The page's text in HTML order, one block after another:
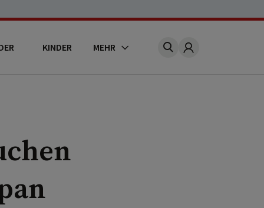
KINDER MEHR Account